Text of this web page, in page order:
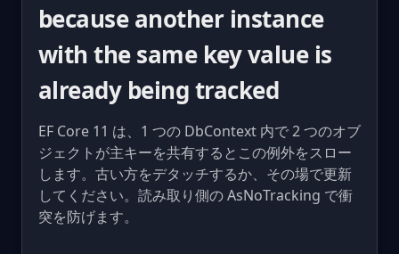
because another instance
with the same key value is
already being tracked
EF Core 11 は、1 つの DbContext 内で 2 つのオブ
ジェクトが主キーを共有するとこの例外をスロー
します。古い方をデタッチするか、その場で更新
してください。読み取り側の AsNoTracking で衝
突を防げます。